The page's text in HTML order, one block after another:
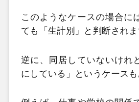
このようなケースの場合に
ても「生計別」と判断されま
逆に、同居していないけれ
にしている」というケースも